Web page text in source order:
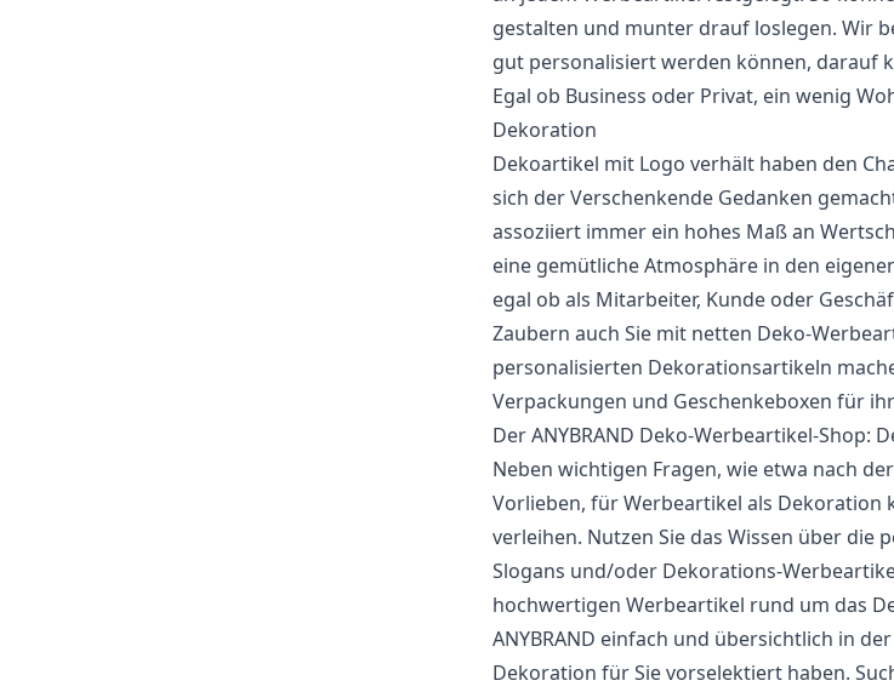
gestalten und munter drauf loslegen. Wir
gut personalisiert werden können, darauf
Egal ob Business oder Privat, ein wenig
Dekoration
Dekoartikel mit Logo verhält haben den
sich der Verschenkende Gedanken
assoziiert immer ein hohes Maß an
eine gemütliche Atmosphäre in den
egal ob als Mitarbeiter, Kunde oder
Zaubern auch Sie mit netten Deko-
personalisierten Dekorationsartikeln
Verpackungen und Geschenkeboxen für
Der ANYBRAND Deko-Werbeartikel-
Neben wichtigen Fragen, wie etwa nach
Vorlieben, für Werbeartikel als Dekoration
verleihen. Nutzen Sie das Wissen über die
Slogans und/oder Dekorations-
hochwertigen Werbeartikel rund um das
ANYBRAND einfach und übersichtlich in
Dekoration für Sie vorselektiert haben.